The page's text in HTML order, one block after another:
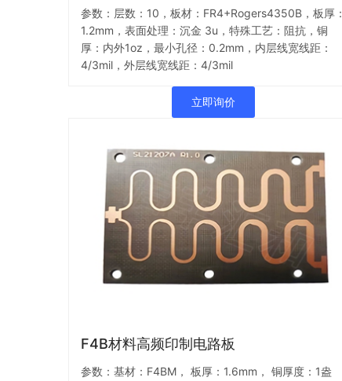
参数：层数：10，板材：FR4+Rogers4350B，板厚：
1.2mm，表面处理：沉金 3u，特殊工艺：阻抗，铜
厚：内外1oz，最小孔径：0.2mm，内层线宽线距：
4/3mil，外层线宽线距：4/3mil
立即询价
F4B材料高频印制电路板
参数：基材：F4BM， 板厚：1.6mm， 铜厚度：1盎